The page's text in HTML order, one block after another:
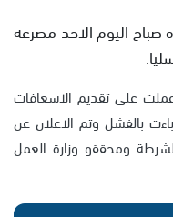
صباح اليوم الاحد مصرعه
على تقديم الاسعافات
بالفشل وتم الاعلان عن
ومحققو وزارة العمل